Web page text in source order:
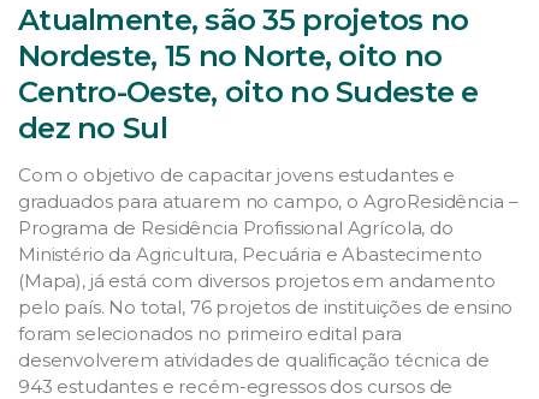
Atualmente, são 35 projetos no
Nordeste, 15 no Norte, oito no
Centro-Oeste, oito no Sudeste e
dez no Sul
Com o objetivo de capacitar jovens estudantes e
graduados para atuarem no campo, o AgroResidência –
Programa de Residência Profissional Agrícola, do
Ministério da Agricultura, Pecuária e Abastecimento
(Mapa), já está com diversos projetos em andamento
pelo país. No total, 76 projetos de instituições de ensino
foram selecionados no primeiro edital para
desenvolverem atividades de qualificação técnica de
943 estudantes e recém-egressos dos cursos de